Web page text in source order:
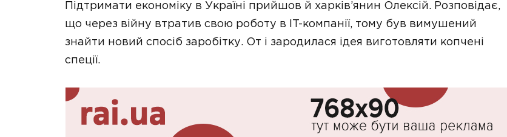
Підтримати економіку в Україні прийшов й харків’янин Олексій. Розповідає,
що через війну втратив свою роботу в IT-компанії, тому був вимушений
знайти новий спосіб заробітку. От і зародилася ідея виготовляти копчені
спеції.